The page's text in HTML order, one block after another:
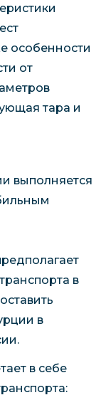
особенности
от
тара и
выполняется
в
в
в себе